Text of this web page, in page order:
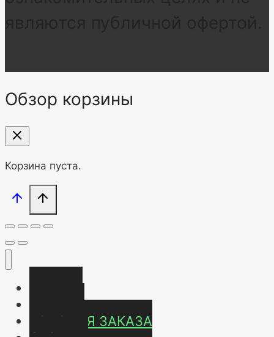
Обзор корзины
Корзина пуста.
УСЛОВИЯ ЗАКАЗА